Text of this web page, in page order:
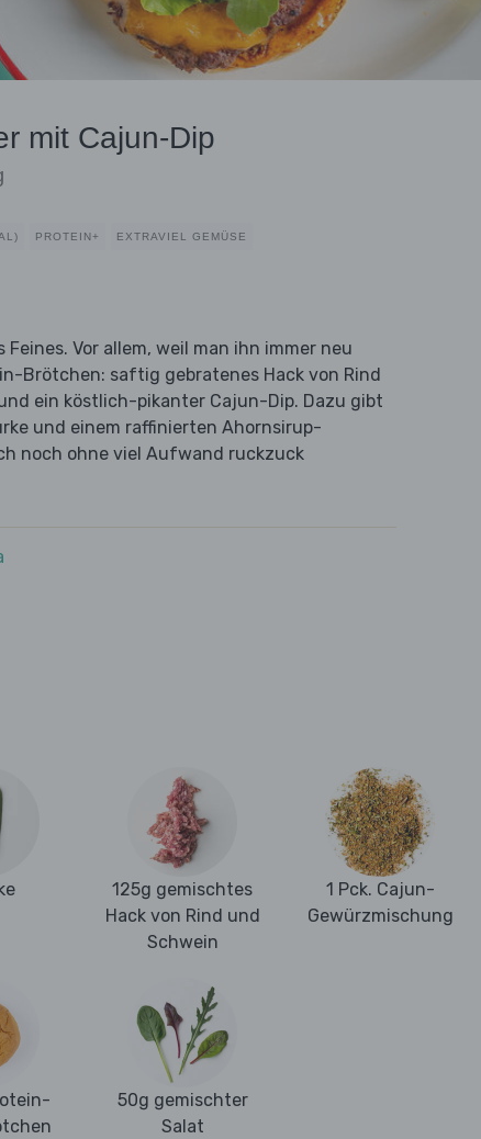
mit Cajun-Dip
PROTEIN+ EXTRAVIEL GEMÜSE
Vor allem, weil man ihn immer neu
Brötchen: saftig gebratenes Hack von Rind
ein köstlich-pikanter Cajun-Dip. Dazu gibt
und einem raffinierten Ahornsirup-
noch ohne viel Aufwand ruckzuck
125g gemischtes
Hack von Rind und
Schwein
1 Pck. Cajun-
Gewürzmischung
50g gemischter
Salat